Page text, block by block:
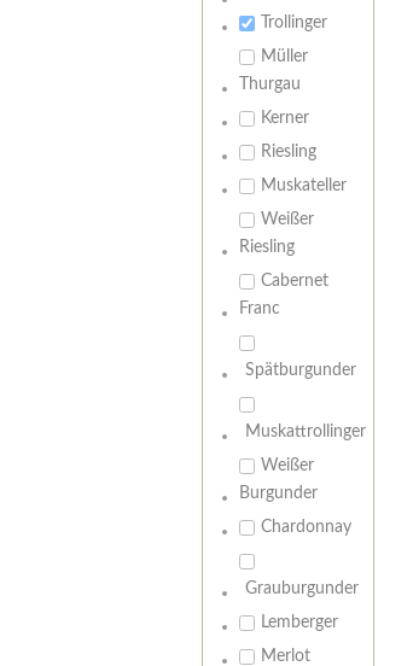
Trollinger
Müller
Thurgau
Kerner
Riesling
Muskateller
Weißer
Riesling
Cabernet
Franc
Spätburgunder
Muskattrollinger
Weißer
Burgunder
Chardonnay
Grauburgunder
Lemberger
Merlot